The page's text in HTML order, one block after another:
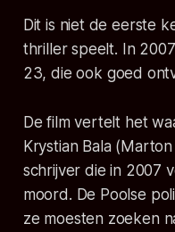
Dit is niet de eerste
thriller speelt. In
23, die ook goed
De film vertelt het
Krystian Bala
schrijver die in 2007
moord. De Poolse
ze moesten zoeken